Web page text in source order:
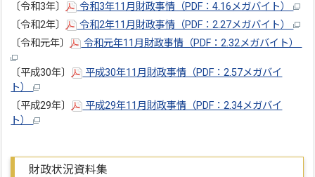
〔令和3年〕
令和3年11月財政事情（PDF：4.16メガバイト）
〔令和2年〕
令和2年11月財政事情（PDF：2.27メガバイト）
〔令和元年〕
令和元年11月財政事情（PDF：2.32メガバイト）
〔平成30年〕
平成30年11月財政事情（PDF：2.57メガバイ
ト）
〔平成29年〕
平成29年11月財政事情（PDF：2.34メガバイ
ト）
財政状況資料集